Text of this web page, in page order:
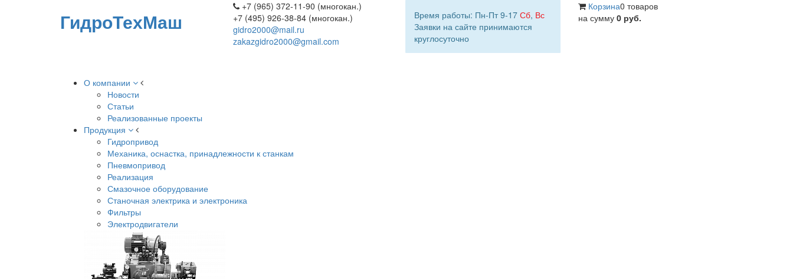
ГидроТехМаш
+7 (965) 372-11-90 (многокан.)
+7 (495) 926-38-84 (многокан.)
gidro2000@mail.ru
zakazgidro2000@gmail.com
Время работы: Пн-Пт 9-17 Сб, Вс
Заявки на сайте принимаются
круглосуточно
Корзина0 товаров
на сумму 0 руб.
О компании
Новости
Статьи
Реализованные проекты
Продукция
Гидропривод
Механика, оснастка, принадлежности к станкам
Пневмопривод
Реализация
Смазочное оборудование
Станочная электрика и электроника
Фильтры
Электродвигатели